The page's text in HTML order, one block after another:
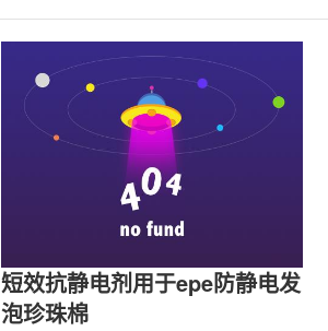
短效抗静电剂用于epe防静电发
泡珍珠棉